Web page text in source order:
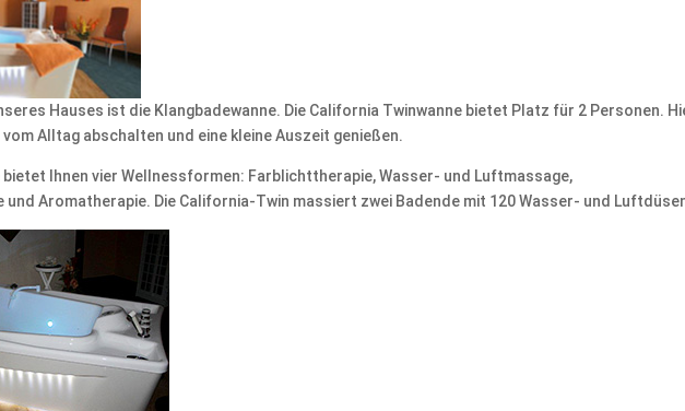
Hauses ist die Klangbadewanne. Die California Twinwanne bietet Platz für 2 Personen.
Alltag abschalten und eine kleine Auszeit genießen.
bietet Ihnen vier Wellnessformen: Farblichttherapie, Wasser- und Luftmassage,
und Aromatherapie. Die California-Twin massiert zwei Badende mit 120 Wasser- und